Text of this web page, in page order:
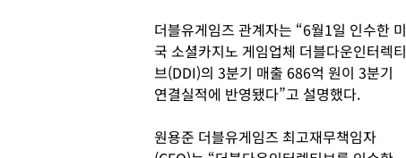
더블유게임즈 관계자는 “6월1일 인수한 미
국 소셜카지노 게임업체 더블다운인터렉티
브(DDI)의 3분기 매출 686억 원이 3분기
연결실적에 반영됐다”고 설명했다.
원용준 더블유게임즈 최고재무책임자